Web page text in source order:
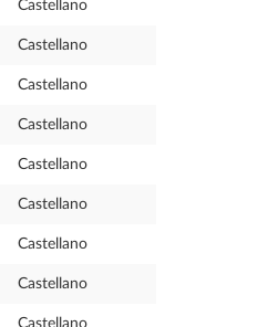
Castellano
Castellano
Castellano
Castellano
Castellano
Castellano
Castellano
Castellano
Castellano